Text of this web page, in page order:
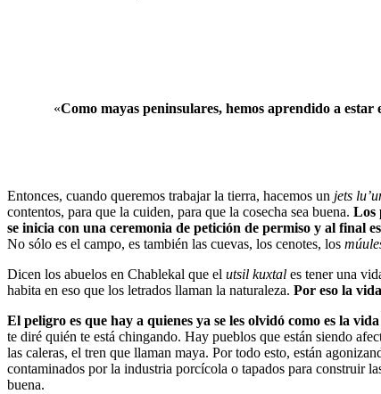
«Como mayas peninsulares, hemos aprendido a
Entonces, cuando queremos trabajar la tierra, hacemos un jets
contentos, para que la cuiden, para que la cosecha sea buena. Los
se inicia con una ceremonia de petición de permiso y al final
No sólo es el campo, es también las cuevas, los cenotes, los
Dicen los abuelos en Chablekal que el utsil kuxtal es tener una
habita en eso que los letrados llaman la naturaleza. Por eso la
El peligro es que hay a quienes ya se les olvidó como es la
te diré quién te está chingando. Hay pueblos que están siendo
las caleras, el tren que llaman maya. Por todo esto, están
contaminados por la industria porcícola o tapados para construir
buena.